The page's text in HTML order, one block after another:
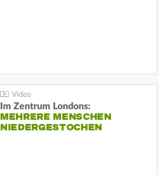
Im Zentrum Londons:
MEHRERE MENSCHEN
NIEDERGESTOCHEN